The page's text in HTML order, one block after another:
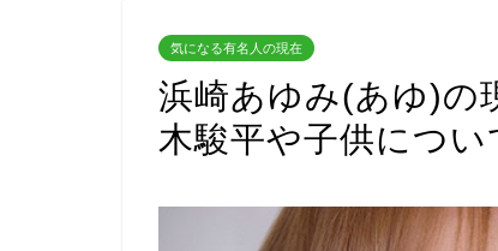
気になる有名人の現在
浜崎あゆみ(あゆ)の
木駿平や子供につい